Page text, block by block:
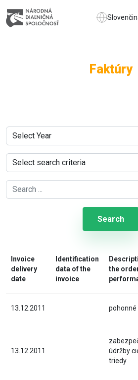
Faktúry
Search
Invoice
delivery
date
Identification
data of the
invoice
the
13.12.2011
13.12.2011
údržby
triedy